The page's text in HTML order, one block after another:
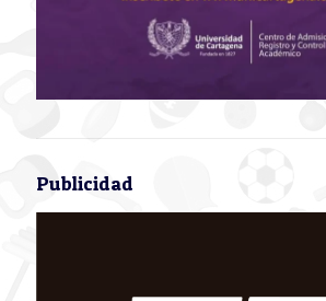
Publicidad